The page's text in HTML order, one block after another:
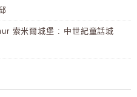
索米爾城堡 : 中世紀童話城